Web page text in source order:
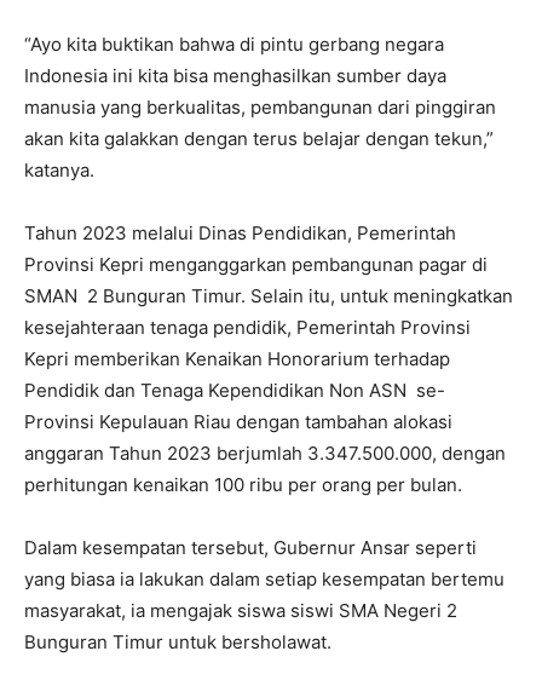
“Ayo kita buktikan bahwa di pintu gerbang negara
Indonesia ini kita bisa menghasilkan sumber daya
manusia yang berkualitas, pembangunan dari pinggiran
akan kita galakkan dengan terus belajar dengan tekun,”
katanya.
Tahun 2023 melalui Dinas Pendidikan, Pemerintah
Provinsi Kepri menganggarkan pembangunan pagar di
SMAN 2 Bunguran Timur. Selain itu, untuk meningkatkan
kesejahteraan tenaga pendidik, Pemerintah Provinsi
Kepri memberikan Kenaikan Honorarium terhadap
Pendidik dan Tenaga Kependidikan Non ASN se-
Provinsi Kepulauan Riau dengan tambahan alokasi
anggaran Tahun 2023 berjumlah 3.347.500.000, dengan
perhitungan kenaikan 100 ribu per orang per bulan.
Dalam kesempatan tersebut, Gubernur Ansar seperti
yang biasa ia lakukan dalam setiap kesempatan bertemu
masyarakat, ia mengajak siswa siswi SMA Negeri 2
Bunguran Timur untuk bersholawat.